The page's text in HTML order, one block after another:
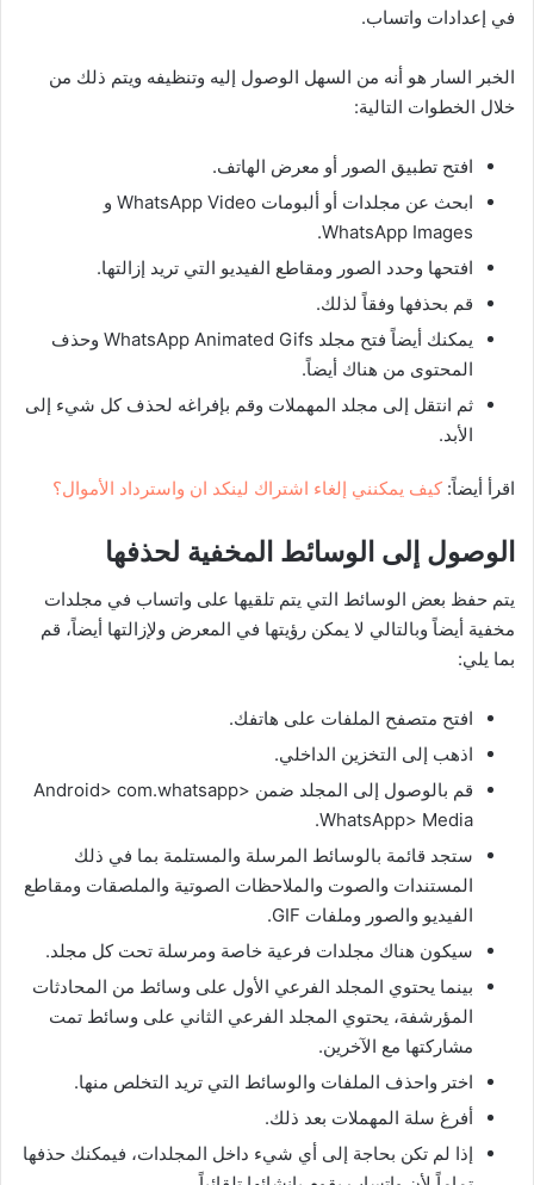
في إعدادات واتساب.
الخبر السار هو أنه من السهل الوصول إليه وتنظيفه ويتم ذلك من
خلال الخطوات التالية:
افتح تطبيق الصور أو معرض الهاتف.
ابحث عن مجلدات أو ألبومات WhatsApp Video و
WhatsApp Images.
افتحها وحدد الصور ومقاطع الفيديو التي تريد إزالتها.
قم بحذفها وفقاً لذلك.
يمكنك أيضاً فتح مجلد WhatsApp Animated Gifs وحذف
المحتوى من هناك أيضاً.
ثم انتقل إلى مجلد المهملات وقم بإفراغه لحذف كل شيء إلى
الأبد.
اقرأ أيضاً: كيف يمكنني إلغاء اشتراك لينكد ان واسترداد الأموال؟
الوصول إلى الوسائط المخفية لحذفها
يتم حفظ بعض الوسائط التي يتم تلقيها على واتساب في مجلدات
مخفية أيضاً وبالتالي لا يمكن رؤيتها في المعرض ولإزالتها أيضاً، قم
بما يلي:
افتح متصفح الملفات على هاتفك.
اذهب إلى التخزين الداخلي.
قم بالوصول إلى المجلد ضمن Android> com.whatsapp>
WhatsApp> Media.
ستجد قائمة بالوسائط المرسلة والمستلمة بما في ذلك
المستندات والصوت والملاحظات الصوتية والملصقات ومقاطع
الفيديو والصور وملفات GIF.
سيكون هناك مجلدات فرعية خاصة ومرسلة تحت كل مجلد.
بينما يحتوي المجلد الفرعي الأول على وسائط من المحادثات
المؤرشفة، يحتوي المجلد الفرعي الثاني على وسائط تمت
مشاركتها مع الآخرين.
اختر واحذف الملفات والوسائط التي تريد التخلص منها.
أفرغ سلة المهملات بعد ذلك.
إذا لم تكن بحاجة إلى أي شيء داخل المجلدات، فيمكنك حذفها